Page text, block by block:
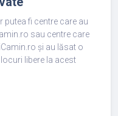
putea fi centre care au
sau centre care
și au lăsat o
libere la acest